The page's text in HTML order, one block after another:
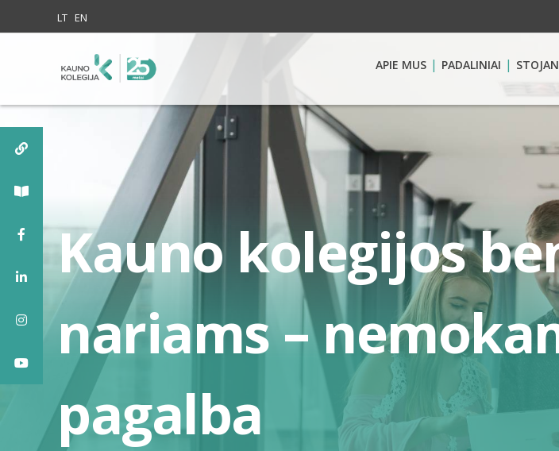
LT EN
APIE MUS PADALINIAI
Kauno kolegijos
nariams –
pagalba